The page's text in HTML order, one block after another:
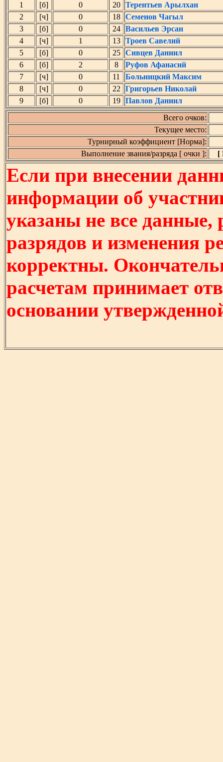
1
[б] 0 20
Терентьев Арылхан
2
[ч] 0 18
Семенов Чагыл
3
[б] 0 24
Васильев Эрсан
4
[ч] 1 13
Троев Савелий
5
[б] 0 25
Сивцев Даниил
6
[б] 2 8
Руфов Афанасий
7
[ч] 0 11
Больницкий Максим
8
[ч] 0 22
Григорьев Николай
9
[б] 0 19
Павлов Даниил
Всего очков:
Текущее место:
Турнирный коэффициент [Норма]:
Выполнение звания/разряда [ очки ]:
[
Если при внесении
информации об
указаны не все
разрядов и изменения
корректны.
расчетам принимает
основании